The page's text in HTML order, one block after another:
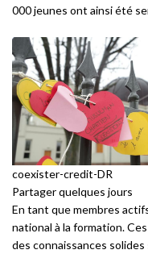
000 jeunes ont ainsi été
coexister-credit-DR
Partager quelques jours
En tant que membres
national à la formation.
des connaissances